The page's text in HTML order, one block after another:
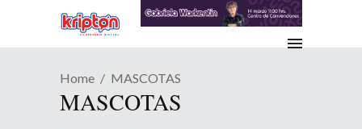
Home MASCOTAS
MASCOTAS